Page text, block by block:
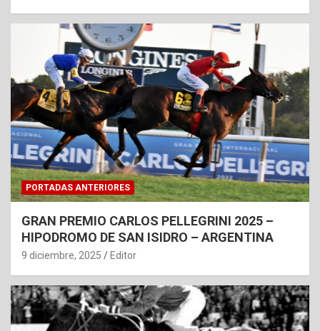
PORTADAS ANTERIORES
GRAN PREMIO CARLOS PELLEGRINI 2025 –
HIPODROMO DE SAN ISIDRO – ARGENTINA
9 diciembre, 2025 Editor